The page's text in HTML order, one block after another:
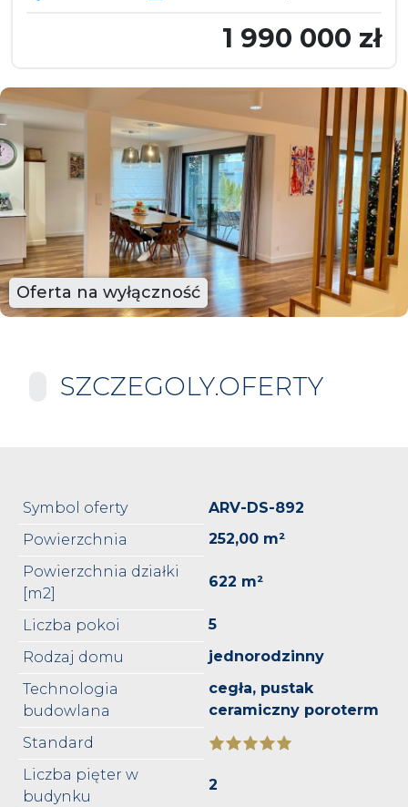
1 990 000 zł
Oferta na wyłączność
SZCZEGOLY.OFERTY
Symbol oferty
ARV-DS-892
Powierzchnia
252,00 m²
Powierzchnia działki
[m2]
622 m²
Liczba pokoi
5
Rodzaj domu
jednorodzinny
Technologia
budowlana
cegła, pustak
ceramiczny poroterm
Standard
Liczba pięter w
budynku
2